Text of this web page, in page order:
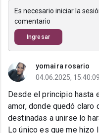
Es necesario iniciar la
comentario
Ingresar
yomaira rosario
04.06.2025, 15:40:09
Desde el principio hasta
amor, donde quedó claro
destinadas a unirse lo
Lo único es que me hizo